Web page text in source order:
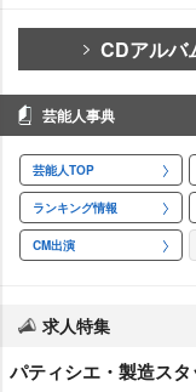
CDアルバ
芸能人事典
芸能人TOP
ランキング情報
CM出演
求人特集
パティシエ・製造ス